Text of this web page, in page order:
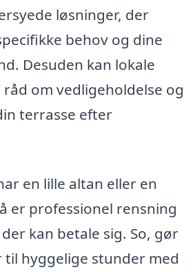
løsninger, der
behov og dine
Desuden kan lokale
om vedligeholdelse og
terrasse efter
en lille altan eller en
er professionel rensning
kan betale sig. So, gør
hyggelige stunder med